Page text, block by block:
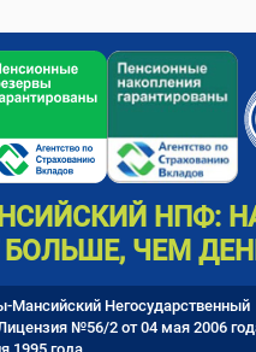
НПФ:
ЧЕМ
Мансийский Негосударственный
№56/2 от 04 мая 2006